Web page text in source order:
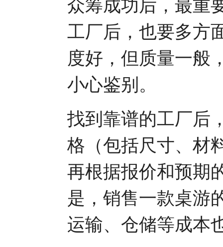
工厂后，也要多方
度好，但质量一般
小心鉴别。
找到靠谱的工厂后
格（包括尺寸、材
再根据报价和预期
是，销售一款桌游
运输、仓储等成本